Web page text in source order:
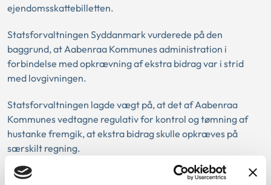
ejendomsskattebilletten.
Statsforvaltningen Syddanmark vurderede på den
baggrund, at Aabenraa Kommunes administration i
forbindelse med opkrævning af ekstra bidrag var i strid
med lovgivningen.
Statsforvaltningen lagde vægt på, at det af Aabenraa
Kommunes vedtagne regulativ for kontrol og tømning af
hustanke fremgik, at ekstra bidrag skulle opkræves på
særskilt regning.